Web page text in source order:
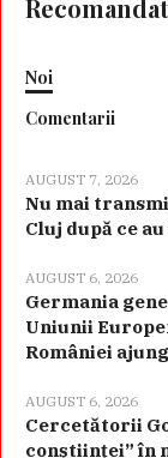
Noi
Comentarii
AUGUST 7, 2026
Nu mai
Cluj după ce
AUGUST 6, 2026
Germania
Uniunii
României
AUGUST 6, 2026
Cercetătorii
conștiinței” în